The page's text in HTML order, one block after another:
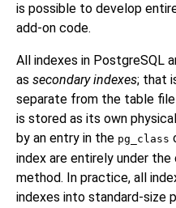
is possible to develop
add-on code.
All indexes in PostgreSQL
as secondary indexes; that
separate from the table
is stored as its own physical
by an entry in the pg_class
index are entirely under
method. In practice, all
indexes into standard-size